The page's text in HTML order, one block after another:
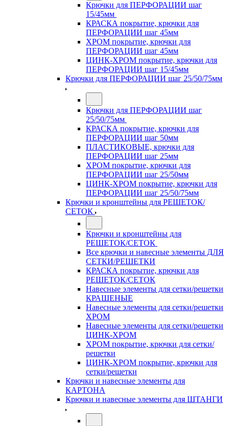
Крючки для ПЕРФОРАЦИИ шаг
15/45мм
КРАСКА покрытие, крючки для
ПЕРФОРАЦИИ шаг 45мм
ХРОМ покрытие, крючки для
ПЕРФОРАЦИИ шаг 45мм
ЦИНК-ХРОМ покрытие, крючки для
ПЕРФОРАЦИИ шаг 15/45мм
Крючки для ПЕРФОРАЦИИ шаг 25/50/75мм
Крючки для ПЕРФОРАЦИИ шаг
25/50/75мм
КРАСКА покрытие, крючки для
ПЕРФОРАЦИИ шаг 50мм
ПЛАСТИКОВЫЕ, крючки для
ПЕРФОРАЦИИ шаг 25мм
ХРОМ покрытие, крючки для
ПЕРФОРАЦИИ шаг 25/50мм
ЦИНК-ХРОМ покрытие, крючки для
ПЕРФОРАЦИИ шаг 25/50/75мм
Крючки и кронштейны для РЕШЕТОК/
СЕТОК
Крючки и кронштейны для
РЕШЕТОК/СЕТОК
Все крючки и навесные элементы ДЛЯ
СЕТКИ/РЕШЕТКИ
КРАСКА покрытие, крючки для
РЕШЕТОК/СЕТОК
Навесные элементы для сетки/решетки
КРАШЕНЫЕ
Навесные элементы для сетки/решетки
ХРОМ
Навесные элементы для сетки/решетки
ЦИНК-ХРОМ
ХРОМ покрытие, крючки для сетки/
решетки
ЦИНК-ХРОМ покрытие, крючки для
сетки/решетки
Крючки и навесные элементы для
КАРТОНА
Крючки и навесные элементы для ШТАНГИ